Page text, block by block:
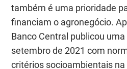
também é uma prioridade
financiam o agronegócio.
Banco Central publicou uma
setembro de 2021 com
critérios socioambientais